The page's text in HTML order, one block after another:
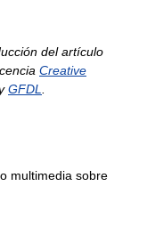
del artículo
Creative
GFDL
multimedia sobre